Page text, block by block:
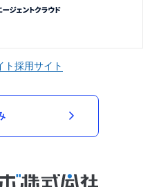
ト採用サイト